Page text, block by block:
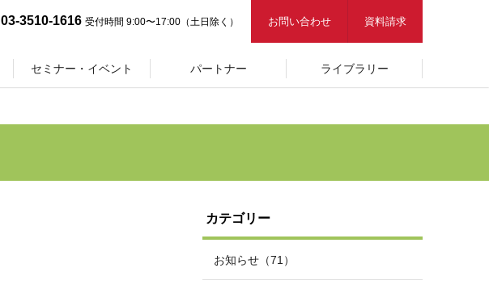
03-3510-1616 受付時間 9:00〜17:00（土日除く） お問い合わせ 資料請求
セミナー・イベント パートナー ライブラリー
カテゴリー
お知らせ（71）